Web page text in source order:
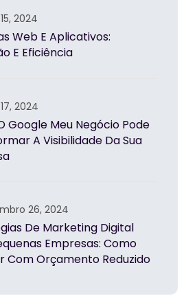
2024
Web E Aplicativos:
E Eficiência
2024
Google Meu Negócio Pode
A Visibilidade Da Sua
26, 2024
De Marketing Digital
Empresas: Como
Com Orçamento Reduzido